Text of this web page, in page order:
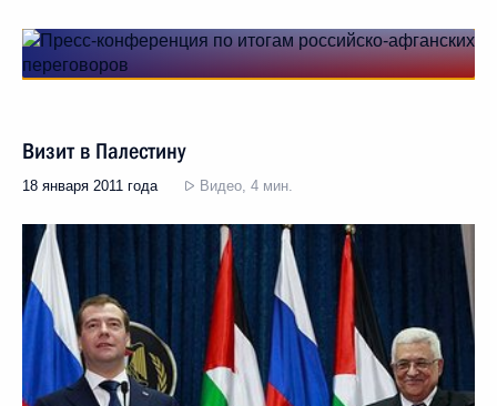
Визит в Палестину
18 января 2011 года Видео, 4 мин.